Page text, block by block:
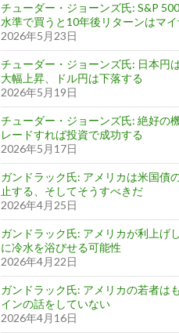
チューダー・ジョーンズ氏: S&P
水準で買うと10年後リターンはマ
2026年5月23日
チューダー・ジョーンズ氏: 日本円
大幅上昇、ドル円は下落する
2026年5月19日
チューダー・ジョーンズ氏: 絶好の
レードすれば投資で成功する
2026年5月17日
ガンドラック氏: アメリカは米国債
止する、そしてそうすべきだ
2026年4月25日
ガンドラック氏: アメリカが利上げ
に冷水を浴びせる可能性
2026年4月22日
ガンドラック氏: アメリカの若者は
インの話をしていない
2026年4月16日